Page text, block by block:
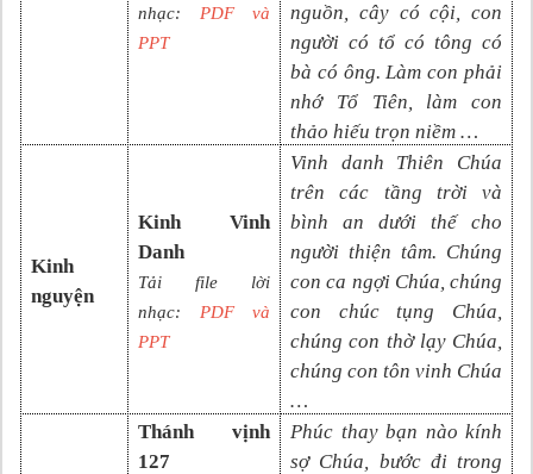
nhạc: PDF và
PPT
nguồn, cây có cội, con
người có tổ có tông có
bà có ông. Làm con phải
nhớ Tổ Tiên, làm con
thảo hiếu trọn niềm …
Kinh
nguyện
Kinh Vinh
Danh
Tải file lời
nhạc: PDF và
PPT
Vinh danh Thiên Chúa
trên các tầng trời và
bình an dưới thế cho
người thiện tâm. Chúng
con ca ngợi Chúa, chúng
con chúc tụng Chúa,
chúng con thờ lạy Chúa,
chúng con tôn vinh Chúa
…
Thánh vịnh
127
Phúc thay bạn nào kính
sợ Chúa, bước đi trong